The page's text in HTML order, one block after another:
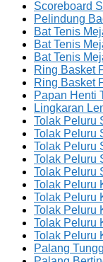
Scoreboard
Pelindung
Bat Tenis
Bat Tenis
Bat Tenis
Ring Basket
Ring Basket
Papan Henti
Lingkaran
Tolak Peluru
Tolak Peluru
Tolak Peluru
Tolak Peluru
Tolak Peluru
Tolak Peluru
Tolak Peluru
Tolak Peluru
Tolak Peluru
Tolak Peluru
Palang